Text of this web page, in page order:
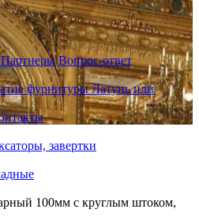
Партнеры Вопрос-ответ
фурнитурыЛатунь или
завертки
100мм с круглым штоком,